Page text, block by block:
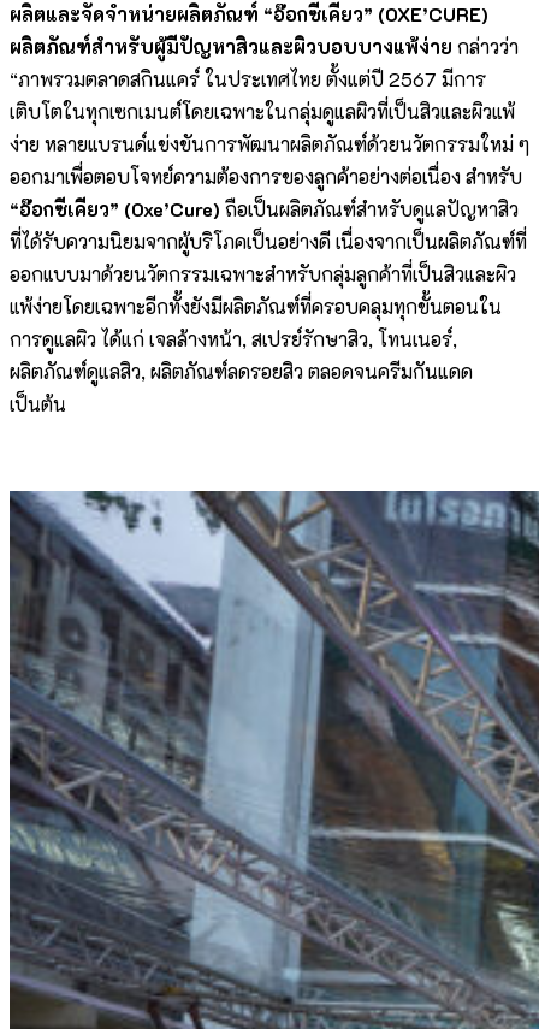
ผลิตและจัดจำหน่ายผลิตภัณฑ์ “อ๊อกซีเคียว” (OXE’CURE)
ผลิตภัณฑ์สำหรับผู้มีปัญหาสิวและผิวบอบบางแพ้ง่าย กล่าวว่า
“ภาพรวมตลาดสกินแคร์ ในประเทศไทย ตั้งแต่ปี 2567 มีการ
เติบโตในทุกเซกเมนต์โดยเฉพาะในกลุ่มดูแลผิวที่เป็นสิวและผิวแพ้
ง่าย หลายแบรนด์แข่งขันการพัฒนาผลิตภัณฑ์ด้วยนวัตกรรมใหม่ ๆ
ออกมาเพื่อตอบโจทย์ความต้องการของลูกค้าอย่างต่อเนื่อง สำหรับ
“อ๊อกซีเคียว” (Oxe’Cure) ถือเป็นผลิตภัณฑ์สำหรับดูแลปัญหาสิว
ที่ได้รับความนิยมจากผู้บริโภคเป็นอย่างดี เนื่องจากเป็นผลิตภัณฑ์ที่
ออกแบบมาด้วยนวัตกรรมเฉพาะสำหรับกลุ่มลูกค้าที่เป็นสิวและผิว
แพ้ง่ายโดยเฉพาะอีกทั้งยังมีผลิตภัณฑ์ที่ครอบคลุมทุกขั้นตอนใน
การดูแลผิว ได้แก่ เจลล้างหน้า, สเปรย์รักษาสิว, โทนเนอร์,
ผลิตภัณฑ์ดูแลสิว, ผลิตภัณฑ์ลดรอยสิว ตลอดจนครีมกันแดด
เป็นต้น